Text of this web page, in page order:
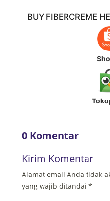
BUY FIBERCREME
0 Komentar
Kirim Komentar
Alamat email Anda tidak
yang wajib ditandai *